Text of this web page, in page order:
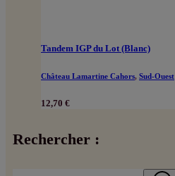
Tandem IGP du Lot (Blanc)
Château Lamartine Cahors, Sud-Ouest
12,70 €
Rechercher :